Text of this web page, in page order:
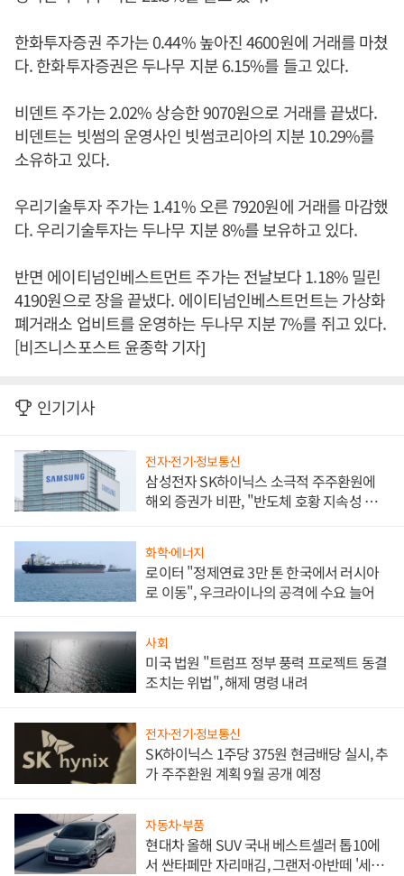
한화투자증권 주가는 0.44% 높아진 4600원에 거래를 마쳤
다. 한화투자증권은 두나무 지분 6.15%를 들고 있다.
비덴트 주가는 2.02% 상승한 9070원으로 거래를 끝냈다.
비덴트는 빗썸의 운영사인 빗썸코리아의 지분 10.29%를
소유하고 있다.
우리기술투자 주가는 1.41% 오른 7920원에 거래를 마감했
다. 우리기술투자는 두나무 지분 8%를 보유하고 있다.
반면 에이티넘인베스트먼트 주가는 전날보다 1.18% 밀린
4190원으로 장을 끝냈다. 에이티넘인베스트먼트는 가상화
폐거래소 업비트를 운영하는 두나무 지분 7%를 쥐고 있다.
[비즈니스포스트 윤종학 기자]
인기기사
전자·전기·정보통신
삼성전자 SK하이닉스 소극적 주주환원에
해외 증권가 비판, "반도체 호황 지속성 의
화학·에너지
로이터 "정제연료 3만 톤 한국에서 러시아
로 이동", 우크라이나의 공격에 수요 늘어
사회
미국 법원 "트럼프 정부 풍력 프로젝트 동결
조치는 위법", 해제 명령 내려
전자·전기·정보통신
SK하이닉스 1주당 375원 현금배당 실시, 추
가 주주환원 계획 9월 공개 예정
자동차·부품
현대차 올해 SUV 국내 베스트셀러 톱10에
서 싼타페만 자리매김, 그랜저·아반떼 '세단